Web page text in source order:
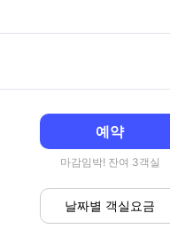
예약
마감임박! 잔여 3객실
날짜별 객실요금